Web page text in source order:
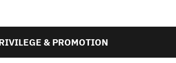
& PROMOTION